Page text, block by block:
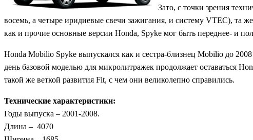
Зато, с точки зрения
восемь, а четыре иридиевые свечи зажигания, и систему VTEC), та
как и прочие основные версии Honda, Spyke мог быть переднее- и
Honda Mobilio Spyke выпускался как и сестра-близнец Mobilio до
день базовой моделью для микролитражек продолжает оставаться
такой же веткой развития Fit, с чем они великолепно справились.
Технические характеристики:
Годы выпуска – 2001-2008.
Длина – 4070